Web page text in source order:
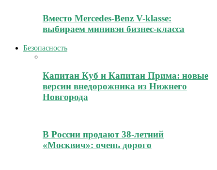
Вместо Mercedes-Benz V-klasse:
выбираем минивэн бизнес-класса
Безопасность
Капитан Куб и Капитан Прима: новые
версии внедорожника из Нижнего
Новгорода
В России продают 38-летний
«Москвич»: очень дорого